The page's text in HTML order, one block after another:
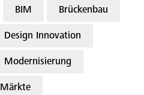
BIM Brückenbau
Design Innovation
Modernisierung
Märkte